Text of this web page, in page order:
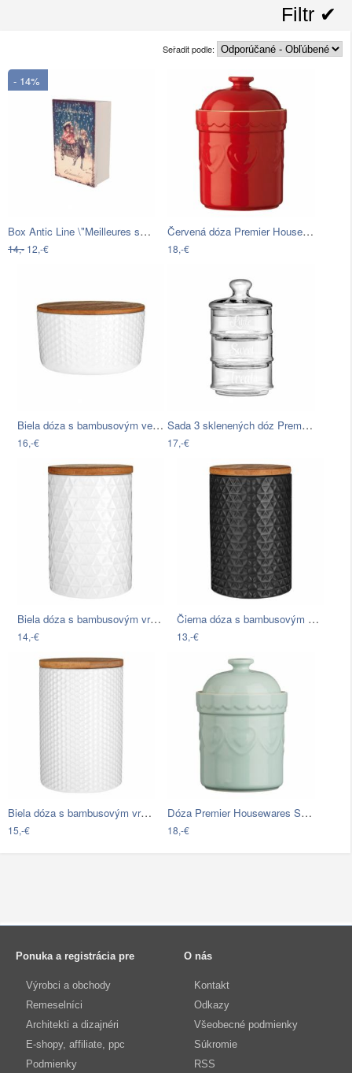
Filtr ✔︎
Seřadit podle:
- 14%
Box Antic Line \"Meilleures saveurs\"
14,- 12,-€
Červená dóza Premier Housewares Sweet…
18,-€
Biela dóza s bambusovým vekom Premier…
16,-€
Sada 3 sklenených dóz Premier…
17,-€
Biela dóza s bambusovým vrchnákom…
14,-€
Čierna dóza s bambusovým vrchnákom…
13,-€
Biela dóza s bambusovým vrchnákom…
15,-€
Dóza Premier Housewares Sweet Heart
18,-€
Ponuka a registrácia pre
Výrobci a obchody
Remeselníci
Architekti a dizajnéri
E-shopy, affiliate, ppc
Podmienky
O nás
Kontakt
Odkazy
Všeobecné podmienky
Súkromie
RSS